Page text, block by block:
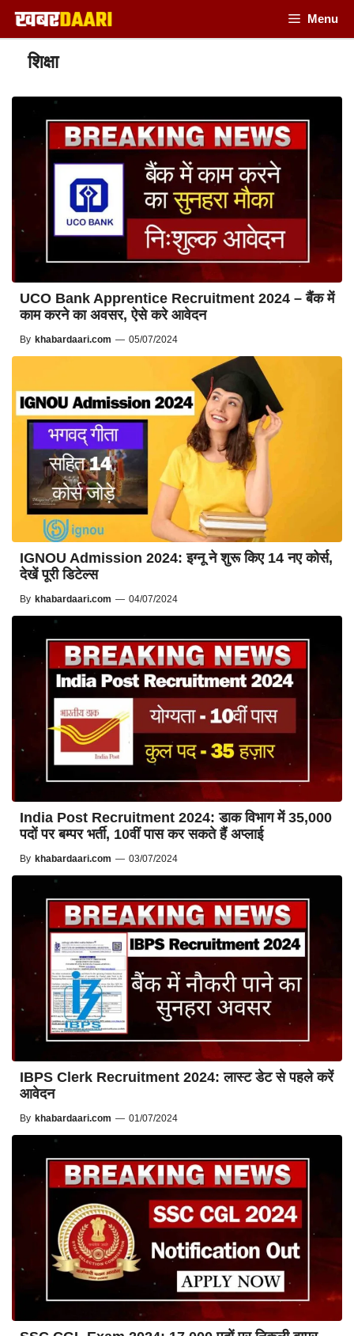
Skip
to
content
Menu
शिक्षा
UCO Bank Apprentice Recruitment 2024 – बैंक में
काम करने का अवसर, ऐसे करे आवेदन
By khabardaari.com — 05/07/2024
IGNOU Admission 2024: इग्नू ने शुरू किए 14 नए कोर्स,
देखें पूरी डिटेल्स
By khabardaari.com — 04/07/2024
India Post Recruitment 2024: डाक विभाग में 35,000
पदों पर बम्पर भर्ती, 10वीं पास कर सकते हैं अप्लाई
By khabardaari.com — 03/07/2024
IBPS Clerk Recruitment 2024: लास्ट डेट से पहले करें
आवेदन
By khabardaari.com — 01/07/2024